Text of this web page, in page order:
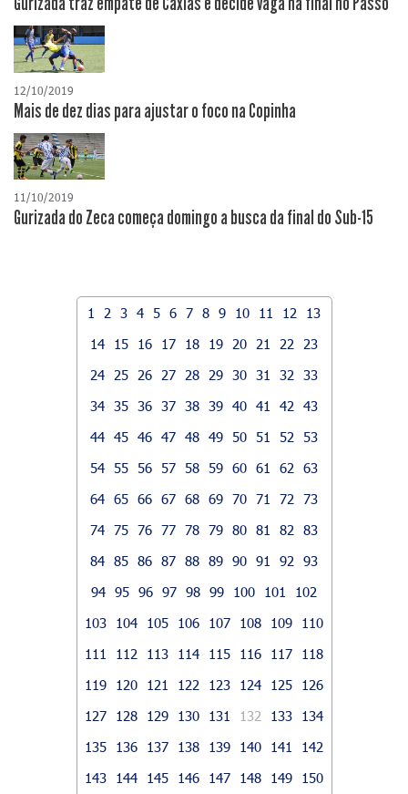
12/10/2019
Mais de dez dias para ajustar o foco na Copinha
11/10/2019
Gurizada do Zeca começa domingo a busca da final do Sub-15
1 2 3 4 5 6 7 8 9 10 11 12
13
14
15 16 17 18 19 20 21 22
23
24
25 26 27 28 29 30 31 32
33
34 35 36 37 38 39 40 41 42
43
44 45 46 47 48 49 50 51 52
53
54 55 56 57 58 59 60 61 62
63
64 65 66 67 68 69 70 71 72
73
74 75 76 77 78 79 80 81 82
83
84 85 86 87 88 89 90 91 92
93
94 95 96 97 98 99 100 101
102
103
104 105 106 107 108 109
110
111
112 113 114 115 116 117
118
119
120 121 122 123 124 125
126
127
128 129 130 131 132 133
134
135
136 137 138 139 140 141
142
143
144 145 146 147 148 149
150